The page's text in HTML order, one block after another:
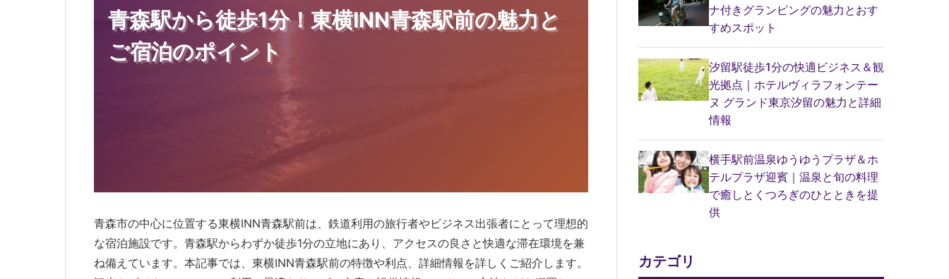
青森駅から徒歩1分！東横INN青森駅前の魅力と
ご宿泊のポイント
青森市の中心に位置する東横INN青森駅前は、鉄道利用の旅行者やビジネス出張者にとって理想的
な宿泊施設です。青森駅からわずか徒歩1分の立地にあり、アクセスの良さと快適な滞在環境を兼
ね備えています。本記事では、東横INN青森駅前の特徴や利点、詳細情報を詳しくご紹介します。
ナ付きグランピングの魅力とおす
すめスポット
汐留駅徒歩1分の快適ビジネス＆観
光拠点｜ホテルヴィラフォンテー
ヌ グランド東京汐留の魅力と詳細
情報
横手駅前温泉ゆうゆうプラザ＆ホ
テルプラザ迎賓｜温泉と旬の料理
で癒しとくつろぎのひとときを提
供
カテゴリ